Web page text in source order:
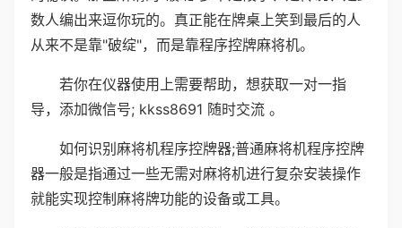
数人编出来逗你玩的。真正能在牌桌上笑到最后的人
从来不是靠"破绽"，而是靠程序控牌麻将机。
若你在仪器使用上需要帮助，想获取一对一指
导，添加微信号; kkss8691 随时交流 。
如何识别麻将机程序控牌器;普通麻将机程序控牌
器一般是指通过一些无需对麻将机进行复杂安装操作
就能实现控制麻将牌功能的设备或工具。